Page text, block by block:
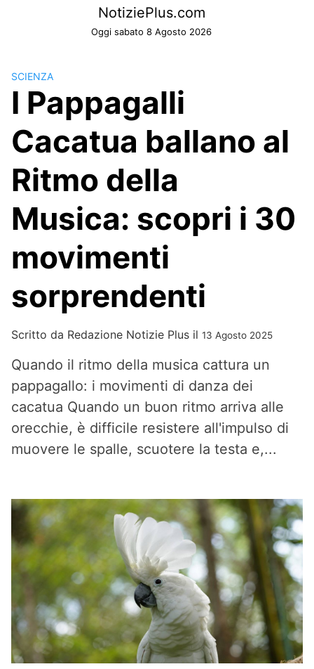
NotiziePlus.com
Oggi sabato 8 Agosto 2026
SCIENZA
I Pappagalli
Cacatua ballano al
Ritmo della
Musica: scopri i 30
movimenti
sorprendenti
Scritto da Redazione Notizie Plus il 13 Agosto 2025
Quando il ritmo della musica cattura un
pappagallo: i movimenti di danza dei
cacatua Quando un buon ritmo arriva alle
orecchie, è difficile resistere all'impulso di
muovere le spalle, scuotere la testa e,...